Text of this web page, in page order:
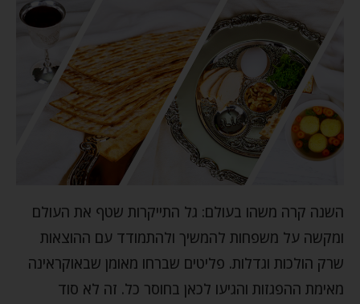
השנה קרה משהו בעולם: גל התייקרות שטף את העולם
ומקשה על משפחות להמשיך ולהתמודד עם ההוצאות
שרק הולכות וגדלות. פליטים שברחו מאומן שבאוקראינה
מאימת ההפגזות והגיעו לכאן בחוסר כל. זה לא סוד